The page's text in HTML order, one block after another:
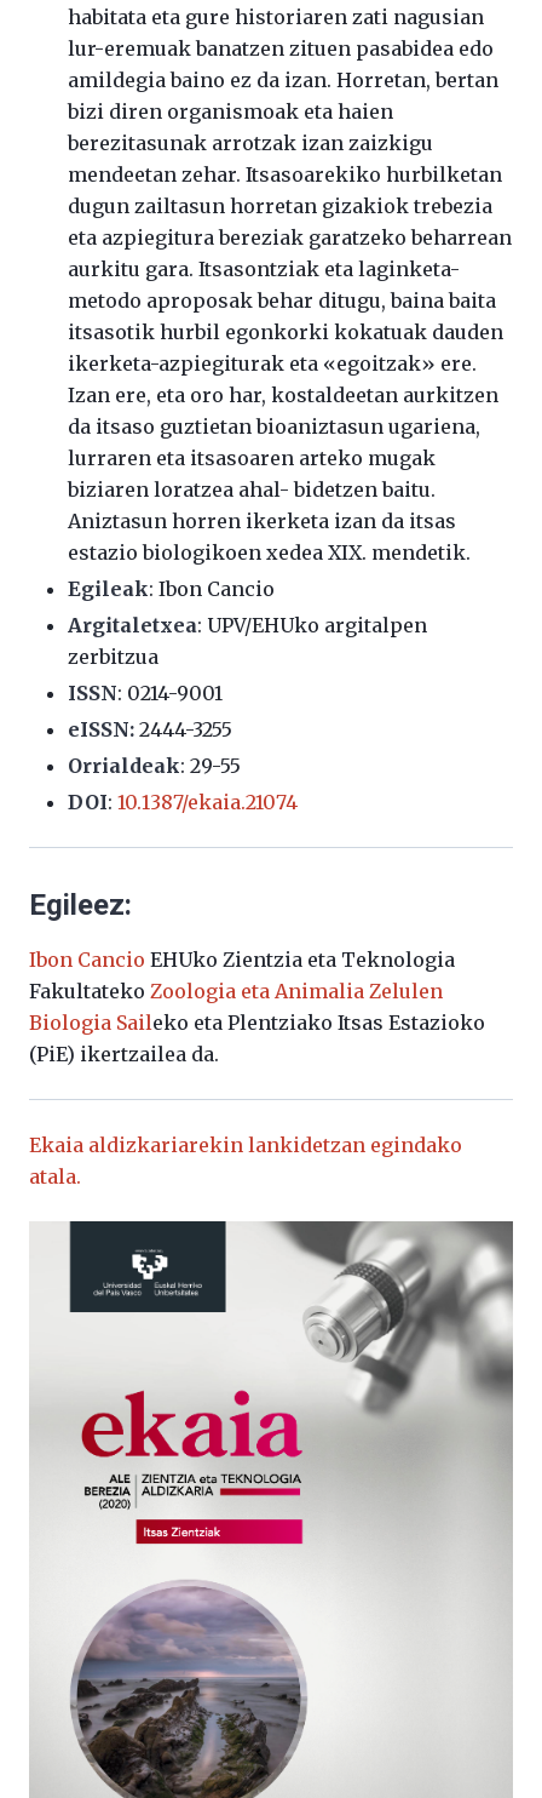
habitata eta gure historiaren zati nagusian
lur-eremuak banatzen zituen pasabidea edo
amildegia baino ez da izan. Horretan, bertan
bizi diren organismoak eta haien
berezitasunak arrotzak izan zaizkigu
mendeetan zehar. Itsasoarekiko hurbilketan
dugun zailtasun horretan gizakiok trebezia
eta azpiegitura bereziak garatzeko beharrean
aurkitu gara. Itsasontziak eta laginketa-
metodo aproposak behar ditugu, baina baita
itsasotik hurbil egonkorki kokatuak dauden
ikerketa-azpiegiturak eta «egoitzak» ere.
Izan ere, eta oro har, kostaldeetan aurkitzen
da itsaso guztietan bioaniztasun ugariena,
lurraren eta itsasoaren arteko mugak
biziaren loratzea ahal- bidetzen baitu.
Aniztasun horren ikerketa izan da itsas
estazio biologikoen xedea XIX. mendetik.
Egileak: Ibon Cancio
Argitaletxea: UPV/EHUko argitalpen
zerbitzua
ISSN: 0214-9001
eISSN: 2444-3255
Orrialdeak: 29-55
DOI: 10.1387/ekaia.21074
Egileez:
Ibon Cancio EHUko Zientzia eta Teknologia
Fakultateko Zoologia eta Animalia Zelulen
Biologia Saileko eta Plentziako Itsas Estazioko
(PiE) ikertzailea da.
Ekaia aldizkariarekin lankidetzan egindako
atala.